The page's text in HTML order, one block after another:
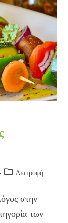
Post Διατροφή
στην
των